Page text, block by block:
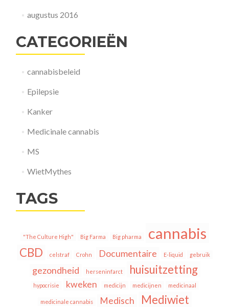
augustus 2016
CATEGORIEËN
cannabisbeleid
Epilepsie
Kanker
Medicinale cannabis
MS
WietMythes
TAGS
"The Culture High" Big Farma Big pharma cannabis
CBD celstraf Crohn Documentaire E-liquid gebruik
gezondheid herseninfarct huisuitzetting
hypocrisie kweken medicijn medicijnen medicinaal
medicinale cannabis Medisch Mediwiet